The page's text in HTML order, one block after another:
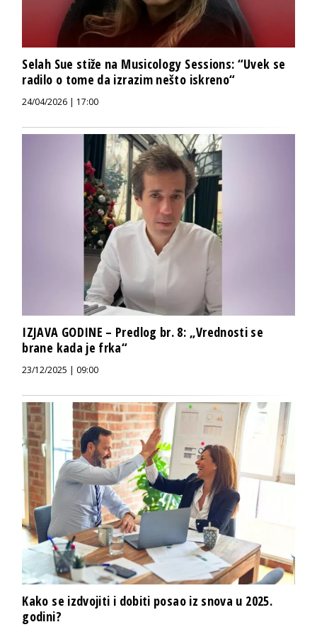
Selah Sue stiže na Musicology Sessions: “Uvek se
radilo o tome da izrazim nešto iskreno“
24/04/2026 | 17:00
IZJAVA GODINE – Predlog br. 8: „Vrednosti se
brane kada je frka“
23/12/2025 | 09:00
Kako se izdvojiti i dobiti posao iz snova u 2025.
godini?